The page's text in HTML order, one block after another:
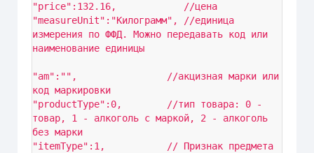
"price":132.16,            //цена
"measureUnit":"Килограмм", //единица
измерения по ФФД. Можно передавать код или
наименование единицы
"am":"",                //акцизная марки или
код маркировки
"productType":0,        //тип товара: 0 -
товар, 1 - алкоголь с маркой, 2 - алкоголь
без марки
"itemType":1,           // Признак предмета